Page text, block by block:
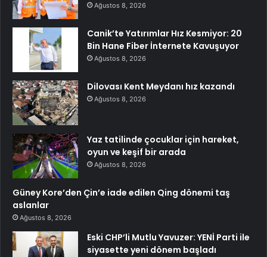
Ağustos 8, 2026
Canik’te Yatırımlar Hız Kesmiyor: 20
Bin Hane Fiber İnternete Kavuşuyor
Ağustos 8, 2026
Dilovası Kent Meydanı hız kazandı
Ağustos 8, 2026
Yaz tatilinde çocuklar için hareket,
oyun ve keşif bir arada
Ağustos 8, 2026
Güney Kore’den Çin’e iade edilen Qing dönemi taş
aslanlar
Ağustos 8, 2026
Eski CHP’li Mutlu Yavuzer: YENİ Parti ile
siyasette yeni dönem başladı